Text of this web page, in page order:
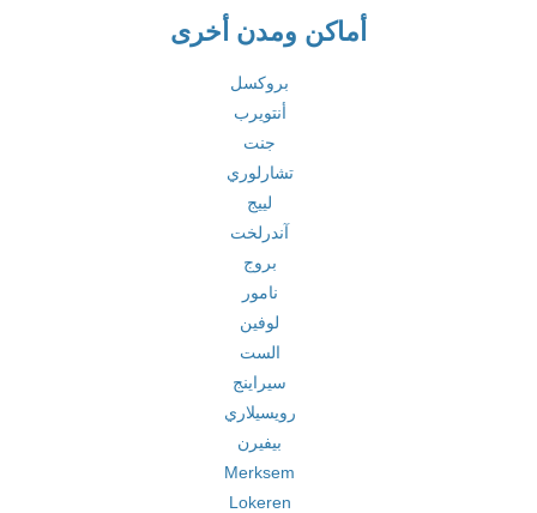
أماكن ومدن أخرى
بروكسل
أنتويرب
جنت
تشارلوري
لييج
آندرلخت
بروج
نامور
لوفين
الست
سيراينج
رويسيلاري
بيفيرن
Merksem
Lokeren